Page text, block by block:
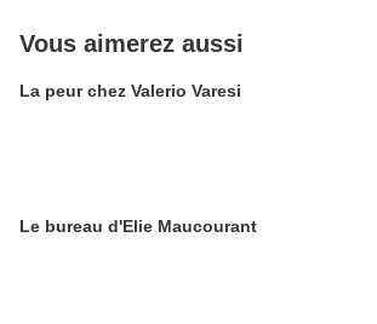
Vous aimerez aussi
La peur chez Valerio Varesi
Le bureau d'Elie Maucourant